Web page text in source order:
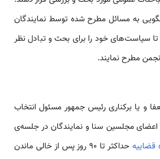
به مسائل مطرح شده توسط نمایندگان
تا سیاست‌های خود را برای بحث و تبادل نظر
مطرح نمایند.
و یا برکناری رئیس جمهور مسئول انتخاب
مجلسین سنا و نمایندگان در جلسه‌ی
قضاییه حداکثر تا 90 روز پس از خالی ماندن